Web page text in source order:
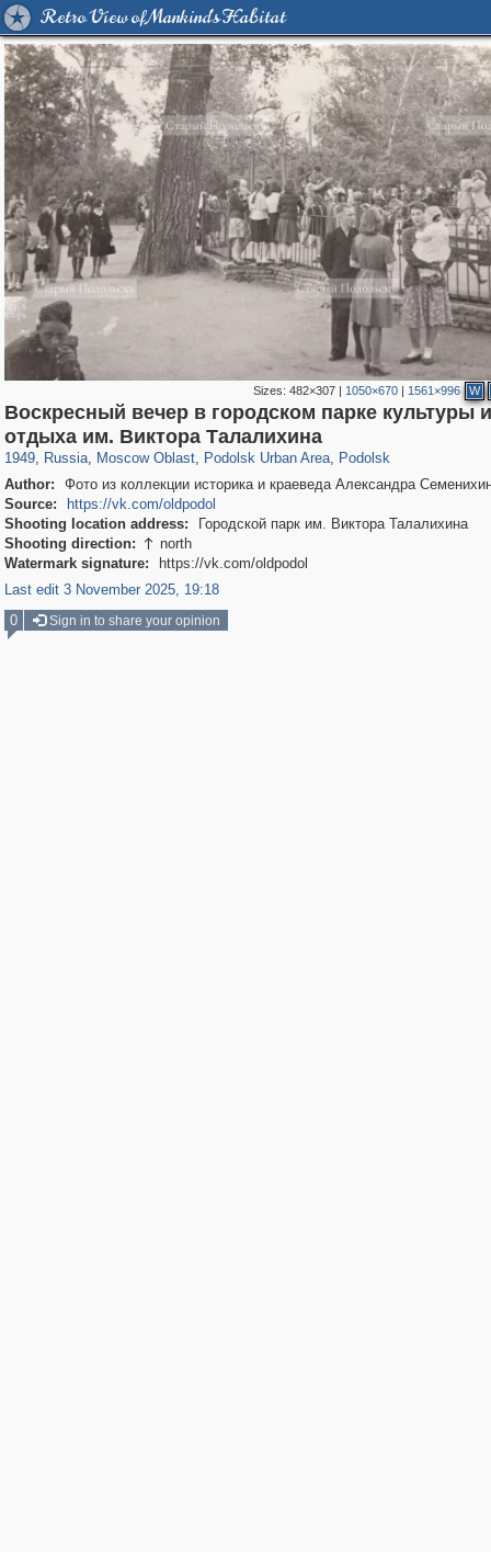
Retro View of Mankind's Habitat
Sizes: 482×307| 1050×670| 1561×996 W
Воскресный вечер в городском парке культуры и
отдыха им. Виктора Талалихина
1949, Russia
1,406,450 29,243
, Moscow Oblast
96,319 1,691
, Podolsk Urban Area
3,198 33
, Podolsk
2,075
Author:
Фото из коллекции историка и краеведа Александра
Source:
https://vk.com/oldpodol
Shooting location address:
Городской парк им. Виктора Талалихина
Shooting direction:  north
Watermark signature:
https://vk.com/oldpodol
Last edit 3 November 2025, 19:18
0
Sign in to share your opinion